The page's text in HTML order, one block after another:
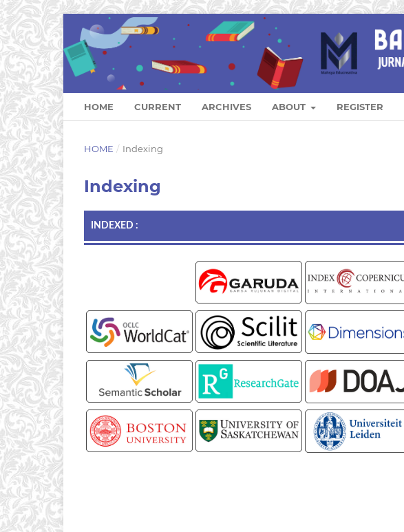
HOME CURRENT ARCHIVES ABOUT REGISTER
HOME / Indexing
Indexing
INDEXED :